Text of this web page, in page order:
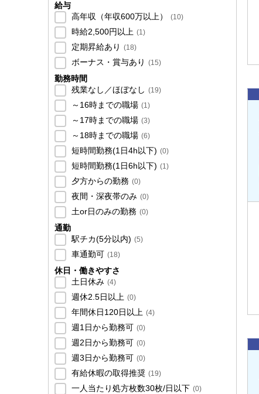
給与
高年収（年収600万以上）
(10)
時給2,500円以上 (1)
定期昇給あり (18)
ボーナス・賞与あり (15)
勤務時間
残業なし／ほぼなし (19)
～16時までの職場 (1)
～17時までの職場 (3)
～18時までの職場 (6)
短時間勤務(1日4h以下) (0)
短時間勤務(1日6h以下) (1)
夕方からの勤務 (0)
夜間・深夜帯のみ (0)
土or日のみの勤務 (0)
通勤
駅チカ(5分以内) (5)
車通勤可 (18)
休日・働きやすさ
土日休み (4)
週休2.5日以上 (0)
年間休日120日以上 (4)
週1日から勤務可 (0)
週2日から勤務可 (0)
週3日から勤務可 (0)
有給休暇の取得推奨 (19)
一人当たり処方枚数30枚/日以下 (0)